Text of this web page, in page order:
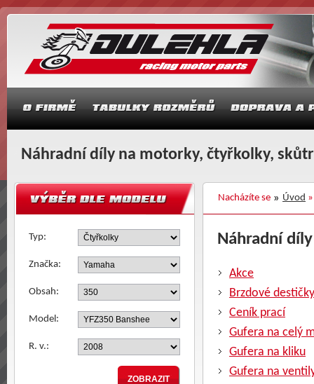
Náhradní díly na motorky, čtyřkolky,
Nacházíte se Úvod
Typ:
Značka:
Obsah:
Model:
R. v.:
Náhradní
Akce
Brzdové destičky
Ceník prací
Gufera na celý
Gufera na kliku
Gufera na